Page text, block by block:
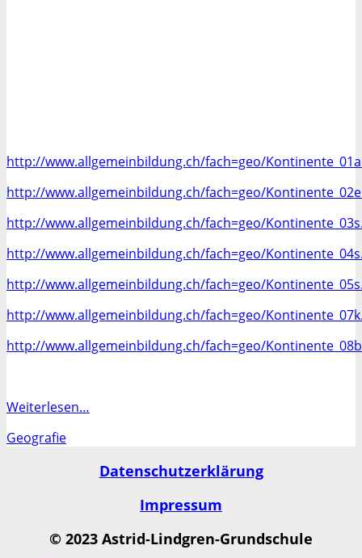
http://www.allgemeinbildung.ch/fach=geo/
http://www.allgemeinbildung.ch/fach=geo/
http://www.allgemeinbildung.ch/fach=geo/
http://www.allgemeinbildung.ch/fach=geo/
http://www.allgemeinbildung.ch/fach=geo/
http://www.allgemeinbildung.ch/fach=geo/
http://www.allgemeinbildung.ch/fach=geo/
Weiterlesen…
Kategorien
Geografie
Datenschutzerklärung
Impressum
© 2023 Astrid-Lindgren-Grundschule